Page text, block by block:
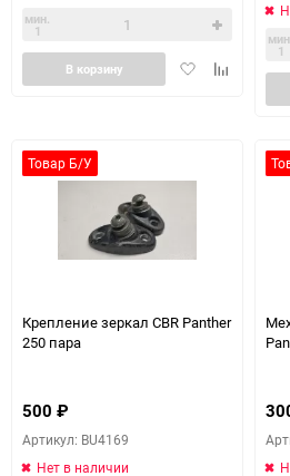
мин.
1
ДобавитьДобавить
сравнению
В корзину
1
Товар Б/У
Крепление зеркал CBR Panther
250 пара
500 ₽
Артикул: BU4169
Нет в наличии